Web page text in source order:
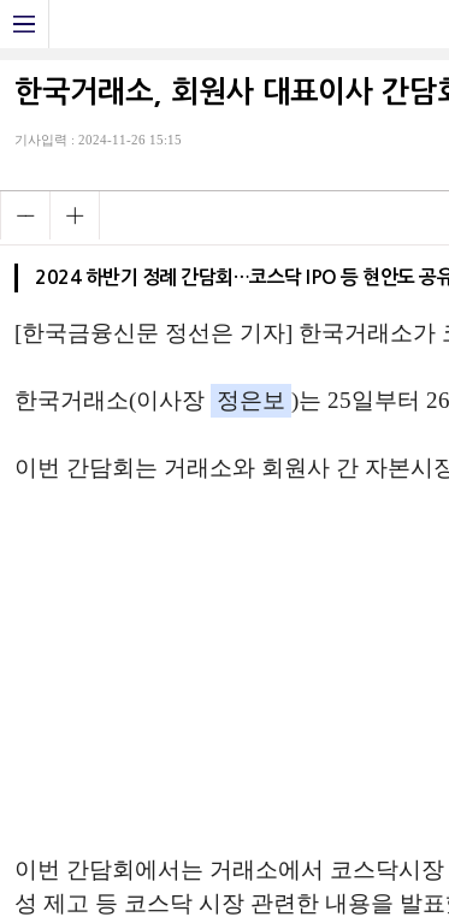
한국거래소, 회원사 대표이사 간
기사입력 : 2024-11-26 15:15
2024 하반기 정례 간담회…코스닥 IPO 등 현안도 공
[한국금융신문 정선은 기자] 한국거래소가
한국거래소(이사장 정은보 )는 25일부터
이번 간담회는 거래소와 회원사 간 자본시
이번 간담회에서는 거래소에서 코스닥시
성 제고 등 코스닥 시장 관련한 내용을 발